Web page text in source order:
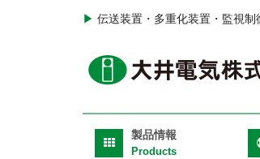
▶ 伝送装置・多重化装置・監視
Main製品情報
Products